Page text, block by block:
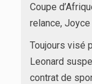
Coupe
relance,
Toujours visé
Leonard
contrat de